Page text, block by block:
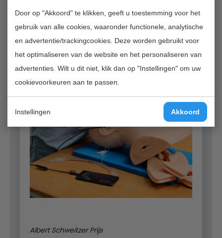
Door op "Akkoord" te klikken, geeft u toestemming voor het
gebruik van alle cookies, waaronder functionele, analytische
en advertentie/trackingcookies. Deze worden gebruikt voor
het optimaliseren van de website en het personaliseren van
advertenties. Wilt u dit niet, klik dan op "Instellingen" om uw
cookievoorkeuren aan te passen.
Instellingen Akkoord
Albert Schweitzer Prijs